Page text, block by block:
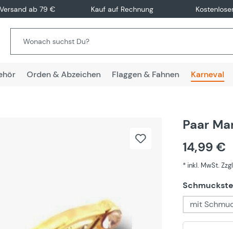
ab 79 € Kauf auf Rechnung
Orden & Abzeichen Flaggen & Fahnen Karneval
Paar
14,99 €
* inkl. MwSt.
mit